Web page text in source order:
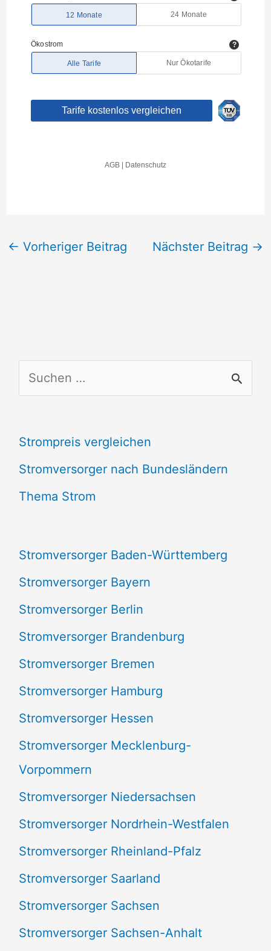
← Vorheriger Beitrag Nächster Beitrag →
u
h
e
n
h
:
Strompreis vergleichen
Stromversorger nach Bundesländern
Thema Strom
Stromversorger Baden-Württemberg
Stromversorger Bayern
Stromversorger Berlin
Stromversorger Brandenburg
Stromversorger Bremen
Stromversorger Hamburg
Stromversorger Hessen
Stromversorger Mecklenburg-
Vorpommern
Stromversorger Niedersachsen
Stromversorger Nordrhein-Westfalen
Stromversorger Rheinland-Pfalz
Stromversorger Saarland
Stromversorger Sachsen
Stromversorger Sachsen-Anhalt